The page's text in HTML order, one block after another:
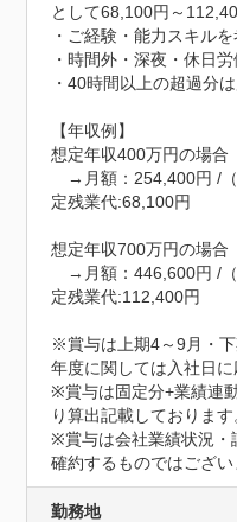
として68,100円～
・ご経験・能力スキルを
・時間外・深夜・休日
・40時間以上の超過分
【年収例】
想定年収400万円の場合
→月額：254,400円 /（
定残業代:68,100円
想定年収700万円の場合
→月額：446,600円 /（
定残業代:112,400円
※賞与は上期4～9月・
年度に関しては入社日に
※賞与は固定分+業績連
り算出記載しております
※賞与は会社業績状況・
確約するものではござい
勤務地